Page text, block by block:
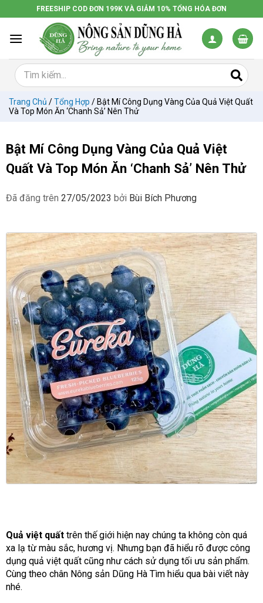
đến
dung
FREESHIP COD ĐƠN 199K VÀ GIẢM 10% TỔNG HÓA ĐƠN
Trang Chủ /Tổng Hợp / Bật Mí Công Dụng Vàng Của Quả Việt Quất
Và Top Món Ăn ‘chanh Sả’ Nên Thử
Bật Mí Công Dụng Vàng Của Quả Việt
Quất Và Top Món Ăn ‘chanh Sả’ Nên Thử
Đã đăng trên 27/05/2023 bởi Bùi Bích Phương
Quả việt quất trên thế giới hiện nay chúng ta không còn quá
xa lạ từ màu sắc, hương vị. Nhưng bạn đã hiểu rõ được công
dụng quả việt quất cũng như cách sử dụng tối ưu sản phẩm.
Cùng theo chân Nông sản Dũng Hà Tìm hiểu qua bài viết này
nhé.